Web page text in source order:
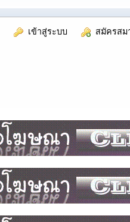
เข้าสู่ระบบ สมัครสม